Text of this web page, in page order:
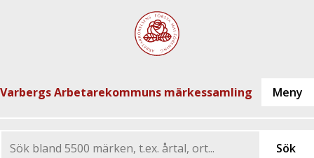
Varbergs Arbetarekommuns märkessamling